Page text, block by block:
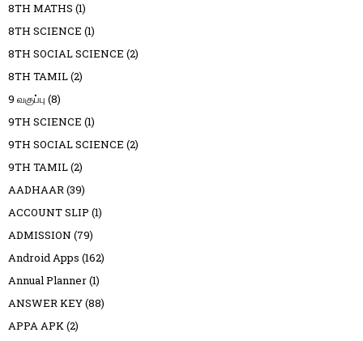
8TH MATHS (1)
8TH SCIENCE (1)
8TH SOCIAL SCIENCE (2)
8TH TAMIL(2)
9 வகுப்பு (8)
9TH SCIENCE (1)
9TH SOCIAL SCIENCE (2)
9TH TAMIL(2)
AADHAAR(39)
ACCOUNT SLIP (1)
ADMISSION (79)
Android Apps (162)
Annual Planner(1)
ANSWER KEY(88)
APPA APK(2)